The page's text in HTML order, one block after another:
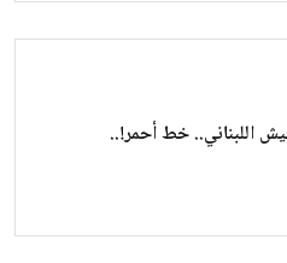
اللبناني.. خط أحمر!..